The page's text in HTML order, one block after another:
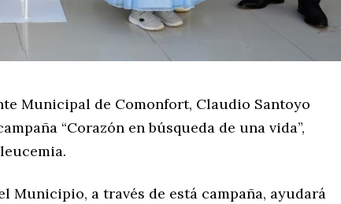
Municipal de Comonfort, Claudio Santoyo
“Corazón en búsqueda de una vida”,
Municipio, a través de está campaña, ayudará